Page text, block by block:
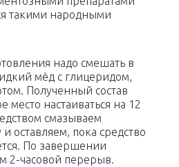
такими народными
надо смешать в
мёд с глицеридом,
Полученный состав
место настаиваться на 12
смазываем
оставляем, пока средство
По завершении
2-часовой перерыв.